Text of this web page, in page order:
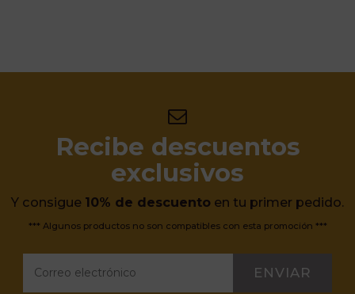
Recibe descuentos
exclusivos
Y consigue 10% de descuento en tu primer pedido.
*** Algunos productos no son compatibles con esta promoción ***
ENVIAR